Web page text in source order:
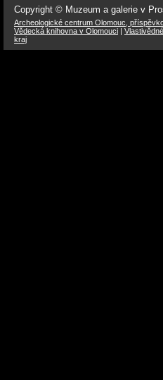
Copyright © Muzeum a galerie v
Archeologické centrum Olomouc,
Vědecká knihovna v Olomouci |
kraj